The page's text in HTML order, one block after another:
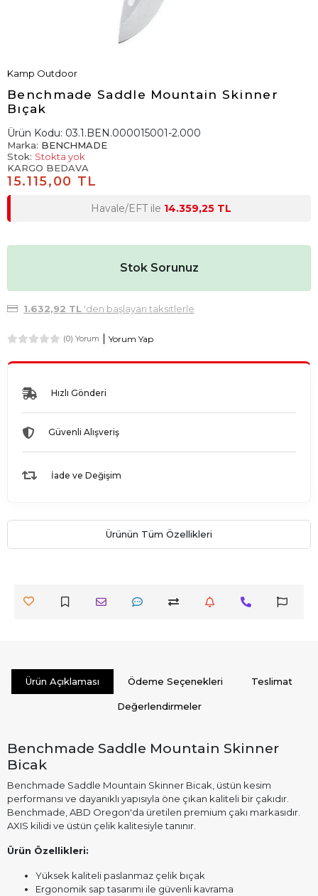
Kamp Outdoor
Benchmade Saddle Mountain Skinner
Bıçak
Ürün Kodu: 03.1.BEN.000015001-2.000
Marka: BENCHMADE
Stok: Stokta yok
KARGO BEDAVA
15.115,00 TL
Havale/EFT ile 14.359,25 TL
Stok Sorunuz
1.632,92 TL'den başlayan taksitlerle
(0) Yorum Yorum Yap
Hızlı Gönderi
Güvenli Alışveriş
İade ve Değişim
Ürünün Tüm Özellikleri
Ürün Açıklaması Ödeme Seçenekleri Teslimat
Değerlendirmeler
Benchmade Saddle Mountain Skinner
Bicak
Benchmade Saddle Mountain Skinner Bicak, üstün kesim
performansı ve dayanıklı yapısıyla öne çıkan kaliteli bir çakıdır.
Benchmade, ABD Oregon'da üretilen premium çakı markasıdır.
AXIS kilidi ve üstün çelik kalitesiyle tanınır.
Ürün Özellikleri:
Yüksek kaliteli paslanmaz çelik bıçak
Ergonomik sap tasarımı ile güvenli kavrama